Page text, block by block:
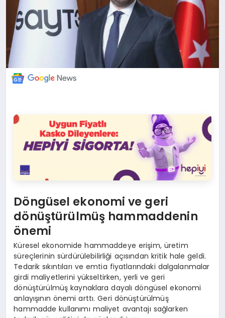
KÜNYE
Döngüsel ekonomi ve geri
dönüştürülmüş hammaddenin
önemi
Küresel ekonomide hammaddeye erişim, üretim
süreçlerinin sürdürülebilirliği açısından kritik hale geldi.
Tedarik sıkıntıları ve emtia fiyatlarındaki dalgalanmalar
girdi maliyetlerini yükseltirken, yerli ve geri
dönüştürülmüş kaynaklara dayalı döngüsel ekonomi
anlayışının önemi arttı. Geri dönüştürülmüş
hammadde kullanımı maliyet avantajı sağlarken